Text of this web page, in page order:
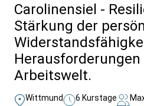
Carolinensiel -
Stärkung der
Arbeitswelt.
Wittmund 6 Kurstage